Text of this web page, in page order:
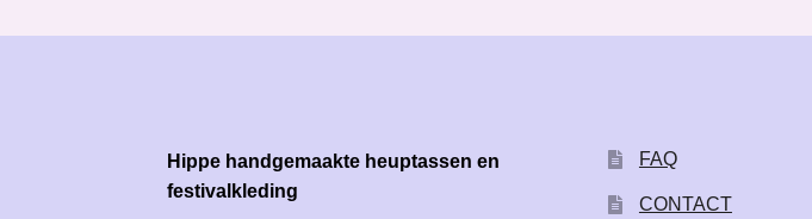
Hippe handgemaakte heuptassen en
festivalkleding
FAQ
CONTACT